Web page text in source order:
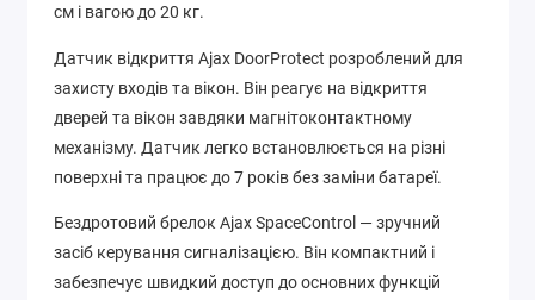
см і вагою до 20 кг.
Датчик відкриття Ajax DoorProtect розроблений для
захисту входів та вікон. Він реагує на відкриття
дверей та вікон завдяки магнітоконтактному
механізму. Датчик легко встановлюється на різні
поверхні та працює до 7 років без заміни батареї.
Бездротовий брелок Ajax SpaceControl — зручний
засіб керування сигналізацією. Він компактний і
забезпечує швидкий доступ до основних функцій